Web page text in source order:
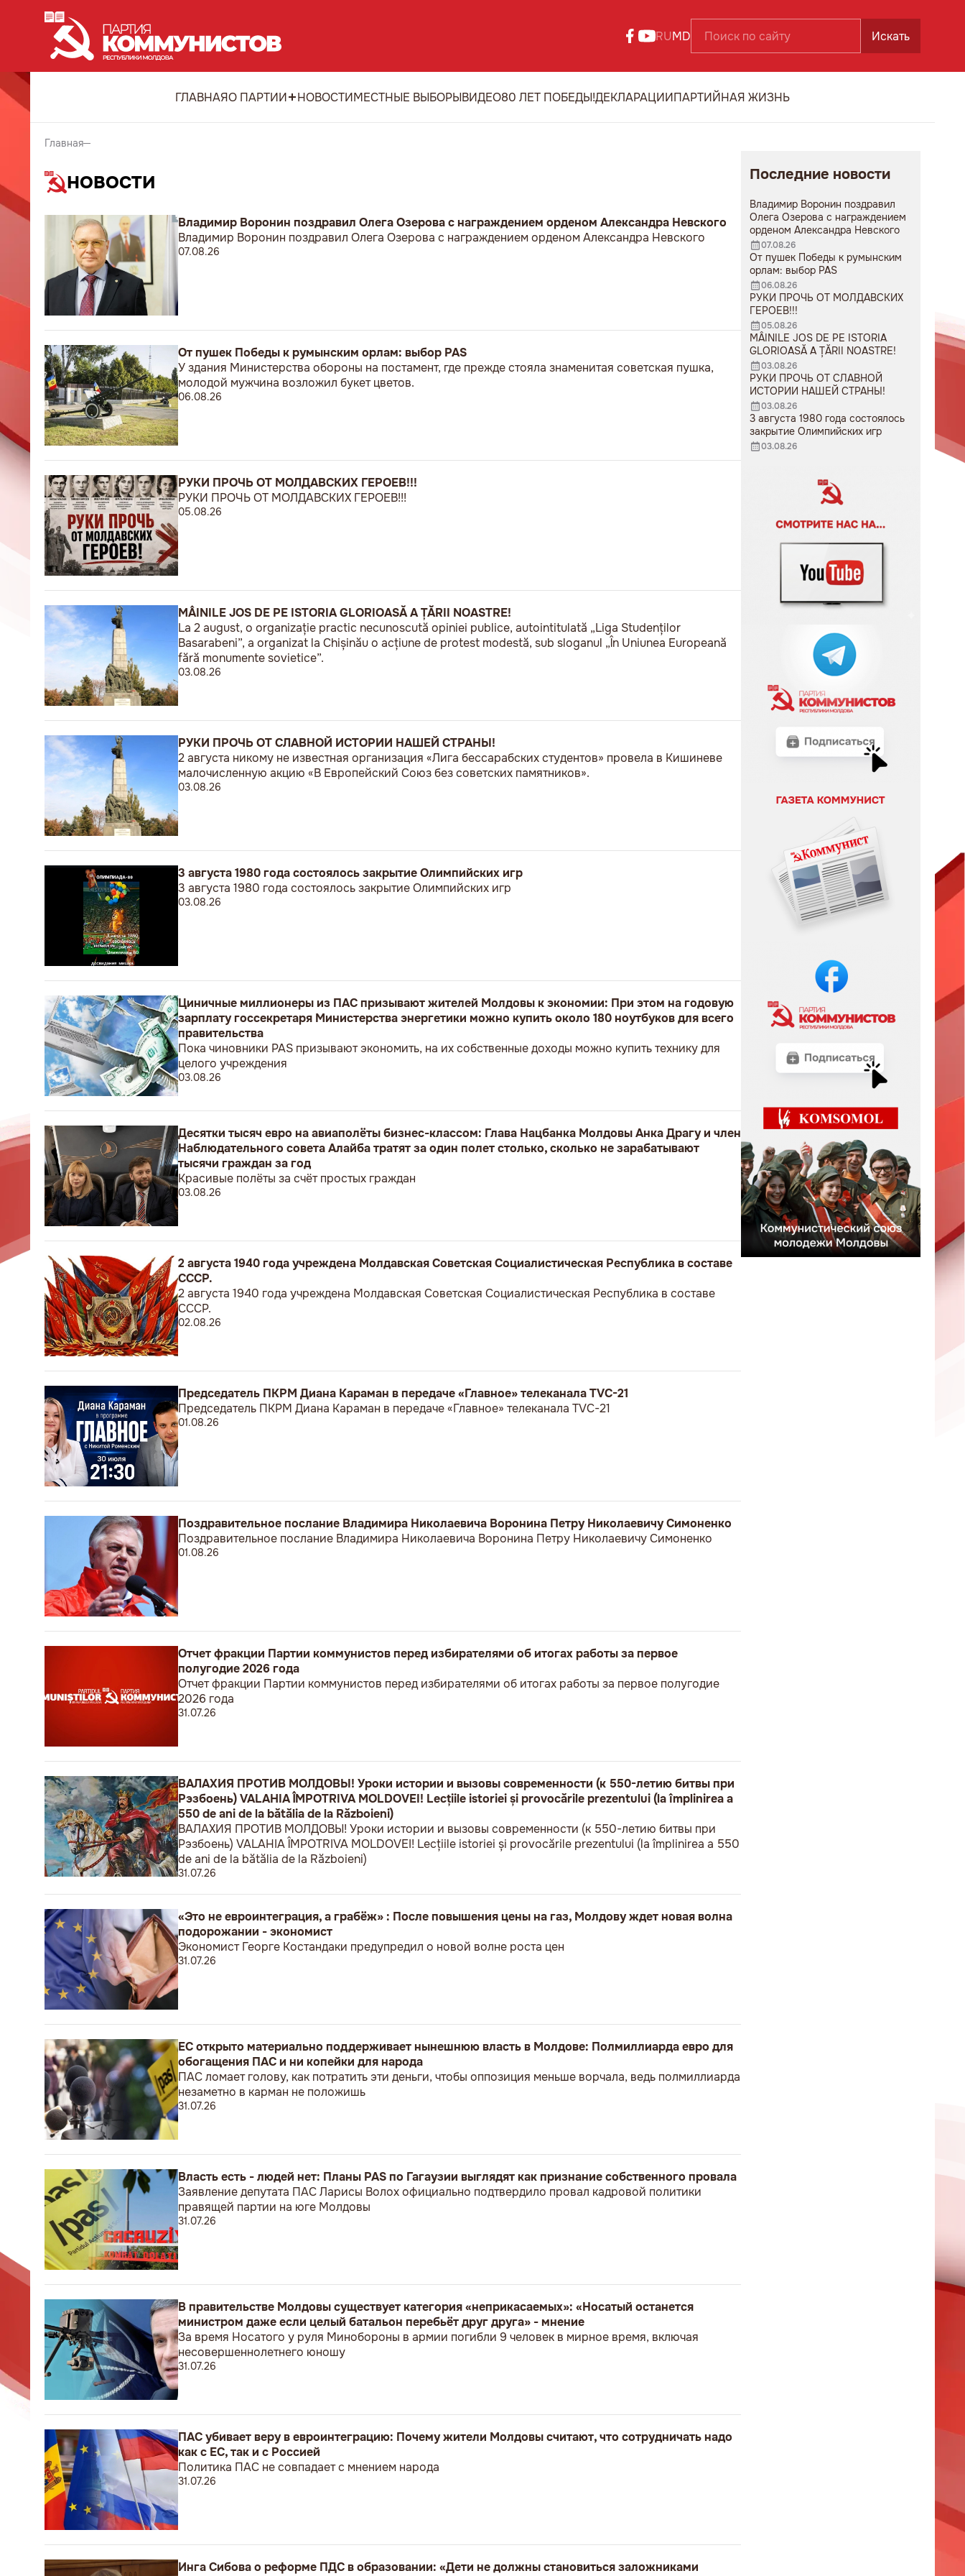
RUMD Искать
ГЛАВНАЯО ПАРТИИ НОВОСТИМЕСТНЫЕ ВЫБОРЫВИДЕО80 ЛЕТ ПОБЕДЫ!ДЕКЛАРАЦИИПАРТИЙНАЯ ЖИЗНЬ
Главная
НОВОСТИ
Владимир Воронин поздравил Олега Озерова с награждением орденом Александра Невского
Владимир Воронин поздравил Олега Озерова с награждением орденом Александра Невского
07.08.26
От пушек Победы к румынским орлам: выбор PAS
У здания Министерства обороны на постамент, где прежде стояла знаменитая советская пушка,
молодой мужчина возложил букет цветов.
06.08.26
РУКИ ПРОЧЬ ОТ МОЛДАВСКИХ ГЕРОЕВ!!!
РУКИ ПРОЧЬ ОТ МОЛДАВСКИХ ГЕРОЕВ!!!
05.08.26
MÂINILE JOS DE PE ISTORIA GLORIOASĂ A ȚĂRII NOASTRE!
La 2 august, o organizație practic necunoscută opiniei publice, autointitulată „Liga Studenților
Basarabeni”, a organizat la Chișinău o acțiune de protest modestă, sub sloganul „În Uniunea Europeană
fără monumente sovietice”.
03.08.26
РУКИ ПРОЧЬ ОТ СЛАВНОЙ ИСТОРИИ НАШЕЙ СТРАНЫ!
2 августа никому не известная организация «Лига бессарабских студентов» провела в Кишиневе
малочисленную акцию «В Европейский Союз без советских памятников».
03.08.26
3 августа 1980 года состоялось закрытие Олимпийских игр
3 августа 1980 года состоялось закрытие Олимпийских игр
03.08.26
Циничные миллионеры из ПАС призывают жителей Молдовы к экономии: При этом на годовую
зарплату госсекретаря Министерства энергетики можно купить около 180 ноутбуков для всего
правительства
Пока чиновники PAS призывают экономить, на их собственные доходы можно купить технику для
целого учреждения
03.08.26
Десятки тысяч евро на авиаполёты бизнес-классом: Глава Нацбанка Молдовы Анка Драгу и член
Наблюдательного совета Алайба тратят за один полет столько, сколько не зарабатывают
тысячи граждан за год
Красивые полёты за счёт простых граждан
03.08.26
2 августа 1940 года учреждена Молдавская Советская Социалистическая Республика в составе
СССР.
2 августа 1940 года учреждена Молдавская Советская Социалистическая Республика в составе
СССР.
02.08.26
Председатель ПКРМ Диана Караман в передаче «Главное» телеканала TVC-21
Председатель ПКРМ Диана Караман в передаче «Главное» телеканала TVC-21
01.08.26
Поздравительное послание Владимира Николаевича Воронина Петру Николаевичу Симоненко
Поздравительное послание Владимира Николаевича Воронина Петру Николаевичу Симоненко
01.08.26
Отчет фракции Партии коммунистов перед избирателями об итогах работы за первое
полугодие 2026 года
Отчет фракции Партии коммунистов перед избирателями об итогах работы за первое полугодие
2026 года
31.07.26
ВАЛАХИЯ ПРОТИВ МОЛДОВЫ! Уроки истории и вызовы современности (к 550-летию битвы при
Рэзбоень) VALAHIA ÎMPOTRIVA MOLDOVEI! Lecțiile istoriei și provocările prezentului (la împlinirea a
550 de ani de la bătălia de la Războieni)
ВАЛАХИЯ ПРОТИВ МОЛДОВЫ! Уроки истории и вызовы современности (к 550-летию битвы при
Рэзбоень) VALAHIA ÎMPOTRIVA MOLDOVEI! Lecțiile istoriei și provocările prezentului (la împlinirea a 550
de ani de la bătălia de la Războieni)
31.07.26
«Это не евроинтеграция, а грабёж» : После повышения цены на газ, Молдову ждет новая волна
подорожании - экономист
Экономист Георге Костандаки предупредил о новой волне роста цен
31.07.26
ЕС открыто материально поддерживает нынешнюю власть в Молдове: Полмиллиарда евро для
обогащения ПАС и ни копейки для народа
ПАС ломает голову, как потратить эти деньги, чтобы оппозиция меньше ворчала, ведь полмиллиарда
незаметно в карман не положишь
31.07.26
Власть есть - людей нет: Планы PAS по Гагаузии выглядят как признание собственного провала
Заявление депутата ПАС Ларисы Волох официально подтвердило провал кадровой политики
правящей партии на юге Молдовы
31.07.26
В правительстве Молдовы существует категория «неприкасаемых»: «Носатый останется
министром даже если целый батальон перебьёт друг друга» - мнение
За время Носатого у руля Минобороны в армии погибли 9 человек в мирное время, включая
несовершеннолетнего юношу
31.07.26
ПАС убивает веру в евроинтеграцию: Почему жители Молдовы считают, что сотрудничать надо
как с ЕС, так и с Россией
Политика ПАС не совпадает с мнением народа
31.07.26
Инга Сибова о реформе ПДС в образовании: «Дети не должны становиться заложниками
Последние новости
Владимир Воронин поздравил
Олега Озерова с награждением
орденом Александра Невского
07.08.26
От пушек Победы к румынским
орлам: выбор PAS
06.08.26
РУКИ ПРОЧЬ ОТ МОЛДАВСКИХ
ГЕРОЕВ!!!
05.08.26
MÂINILE JOS DE PE ISTORIA
GLORIOASĂ A ȚĂRII NOASTRE!
03.08.26
РУКИ ПРОЧЬ ОТ СЛАВНОЙ
ИСТОРИИ НАШЕЙ СТРАНЫ!
03.08.26
3 августа 1980 года состоялось
закрытие Олимпийских игр
03.08.26